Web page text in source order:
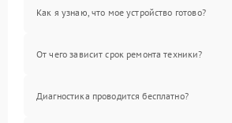
Как я узнаю, что мое устройство готово?
От чего зависит срок ремонта техники?
Диагностика проводится бесплатно?